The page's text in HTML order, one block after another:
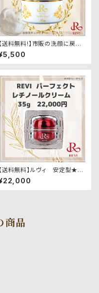
【送料無料!】市販の洗顔に戻れ
い！★ルヴィ ウォッシングク
ーム 100g
【送料無料】ルヴィ 安定型★パ
フェクトレチノールクリーム 3
商品